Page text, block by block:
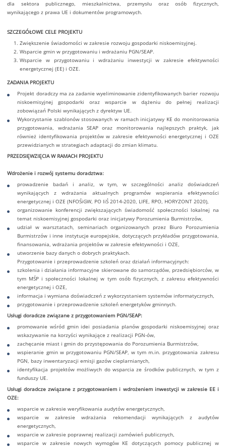
dla sektora publicznego, mieszkalnictwa, przemysłu oraz osób fizycznych,
wynikającego z prawa UE i dokumentów programowych.
SZCZEGÓŁOWE CELE PROJEKTU
Zwiększenie świadomości w zakresie rozwoju gospodarki niskoemisyjnej.
Wsparcie gmin w przygotowaniu i wdrażaniu PGN/SEAP.
Wsparcie w przygotowaniu i wdrażaniu inwestycji w zakresie efektywności
energetycznej (EE) i OZE.
ZADANIA PROJEKTU
Projekt doradczy ma za zadanie wyeliminowanie zidentyfikowanych barier rozwoju
niskoemisyjnej gospodarki oraz wsparcie w dążeniu do pełnej realizacji
zobowiązań Polski wynikających z dyrektyw UE.
Wykorzystanie szablonów stosowanych w ramach inicjatywy KE do monitorowania
przygotowania, wdrażania SEAP oraz monitorowania najlepszych praktyk, jak
również identyfikowania projektów w zakresie efektywności energetycznej i OZE
przewidzianych w strategiach adaptacji do zmian klimatu.
PRZEDSIĘWZIĘCIA W RAMACH PROJEKTU
Wdrożenie i rozwój systemu doradztwa:
prowadzenie badań i analiz, w tym, w szczególności analiz doświadczeń
wynikających z wdrażania aktualnych programów wspierania efektywności
energetycznej i OZE (NFOŚiGW, PO IiŚ 2014-2020, LIFE, RPO, HORYZONT 2020),
organizowanie konferencji zwiększających świadomość społeczności lokalnej na
temat niskoemisyjnej gospodarki oraz inicjatywy Porozumienia Burmistrzów,
udział w warsztatach, seminariach organizowanych przez Biuro Porozumienia
Burmistrzów i inne instytucje europejskie, dotyczących przykładów przygotowania,
finansowania, wdrażania projektów w zakresie efektywności i OZE,
utworzenie bazy danych o dobrych praktykach.
Przygotowanie i przeprowadzenie szkoleń oraz działań informacyjnych:
szkolenia i działania informacyjne skierowane do samorządów, przedsiębiorców, w
tym MŚP i społeczności lokalnej w tym osób fizycznych, z zakresu efektywności
energetycznej i OZE,
informacja i wymiana doświadczeń z wykorzystaniem systemów informatycznych,
przygotowanie i przeprowadzenie szkoleń energetyków gminnych.
Usługi doradcze związane z przygotowaniem PGN/SEAP:
promowanie wśród gmin idei posiadania planów gospodarki niskoemisyjnej oraz
wskazywanie na korzyści wynikające z realizacji PGN-ów,
zachęcanie miast i gmin do przystępowania do Porozumienia Burmistrzów,
wspieranie gmin w przygotowaniu PGN/SEAP, w tym m.in. przygotowania zakresu
PGN, bazy inwentaryzacji emisji gazów cieplarnianych,
identyfikacja projektów możliwych do wsparcia ze środków publicznych, w tym z
funduszy UE.
Usługi doradcze związane z przygotowaniem i wdrożeniem inwestycji w zakresie EE i
OZE:
wsparcie w zakresie weryfikowania audytów energetycznych,
wsparcie w zakresie wdrażania rekomendacji wynikających z audytów
energetycznych,
wsparcie w zakresie poprawnej realizacji zamówień publicznych,
wsparcie w zakresie nowych wymogów KE dotyczących pomocy publicznej w